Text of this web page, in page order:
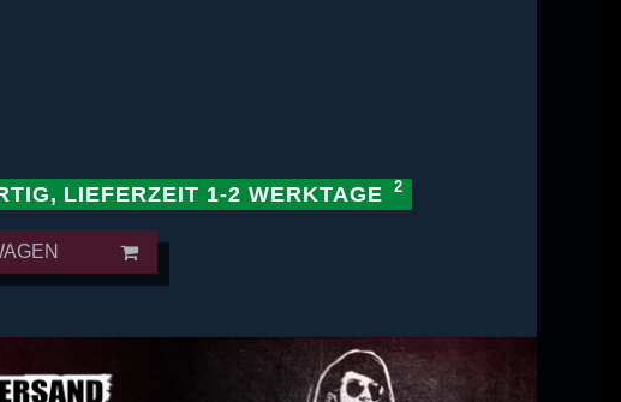
LIEFERZEIT 1-2 WERKTAGE